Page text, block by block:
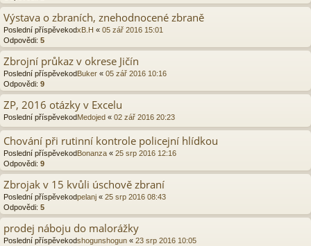
Výstava o zbraních, znehodnocené zbraně
Poslední příspěvekodxB.H « 05 zář 2016 15:01
Odpovědi: 5
Zbrojní průkaz v okrese Jičín
Poslední příspěvekod Buker « 05 zář 2016 10:16
Odpovědi: 9
ZP, 2016 otázky v Excelu
Poslední příspěvekodMedojed « 02 zář 2016 20:23
Chování při rutinní kontrole policejní hlídkou
Poslední příspěvekod Bonanza « 25 srp 2016 12:16
Odpovědi: 9
Zbrojak v 15 kvůli úschově zbraní
Poslední příspěvekodpelanj « 25 srp 2016 08:43
Odpovědi: 5
prodej náboju do malorážky
Poslední příspěvekodshogunshogun « 23 srp 2016 10:05